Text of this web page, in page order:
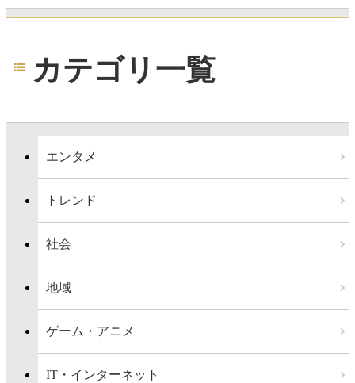
カテゴリ一覧
エンタメ
トレンド
社会
地域
ゲーム・アニメ
IT・インターネット